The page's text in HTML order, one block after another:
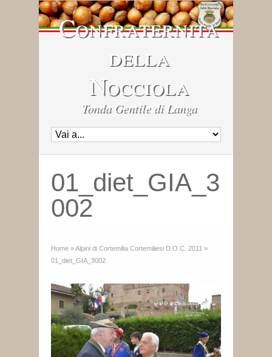
Confraternita
della
Nocciola
Tonda Gentile di Langa
01_diet_GIA_3
002
Home »Alpini di Cortemilia Cortemiliesi D.O.C. 2011 »
01_diet_GIA_3002